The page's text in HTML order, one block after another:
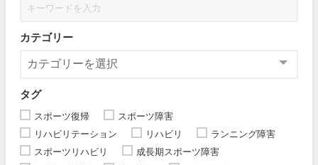
カテゴリー
タグ
スポーツ復帰
スポーツ障害
リハビリテーション
リハビリ
ランニング障害
スポーツリハビリ
成長期スポーツ障害